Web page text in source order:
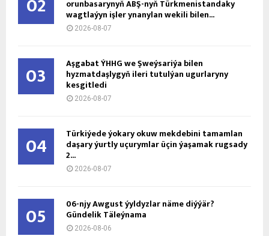
02 orunbasarynyň ABŞ-nyň Türkmenistandaky
wagtlaýyn işler ynanylan wekili bilen...
2026-08-07
03 Aşgabat ÝHHG we Şweýsariýa bilen
hyzmatdaşlygyň ileri tutulýan ugurlaryny
kesgitledi
2026-08-07
04 Türkiýede ýokary okuw mekdebini tamamlan
daşary ýurtly uçurymlar üçin ýaşamak rugsady
2...
2026-08-07
05 06-njy Awgust ýyldyzlar näme diýýär?
Gündelik Täleýnama
2026-08-06